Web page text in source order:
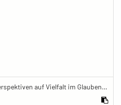
Beyond The Frame: Junge Perspektiven auf Vielfalt im Glauben - Frau mit Gebetskette arbeitet am Computer